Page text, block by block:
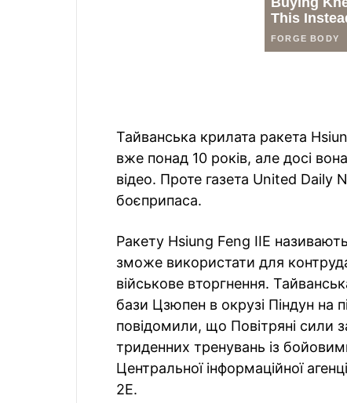
Тайванська крилата ракета
вже понад 10 років, але досі
відео. Проте газета United Daily
боєприпаса.
Ракету Hsiung Feng IIE
зможе використати для
військове вторгнення.
бази Цзюпен в окрузі Піндун на
повідомили, що Повітряні сили
триденних тренувань із
Центральної інформаційної
2E.